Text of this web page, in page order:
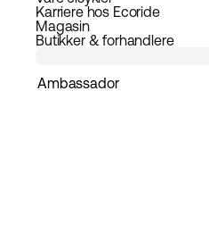
Karriere hos Ecoride
Magasin
Butikker & forhandlere
Ambassador